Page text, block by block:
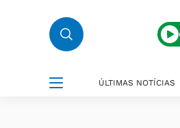
ÚLTIMAS NOTÍCIAS